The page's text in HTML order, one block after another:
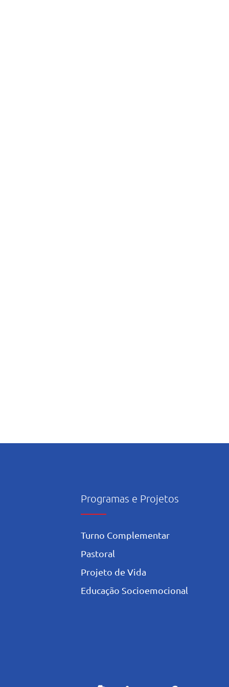
Programas e Projetos
Turno Complementar
Pastoral
Projeto de Vida
Educação Socioemocional